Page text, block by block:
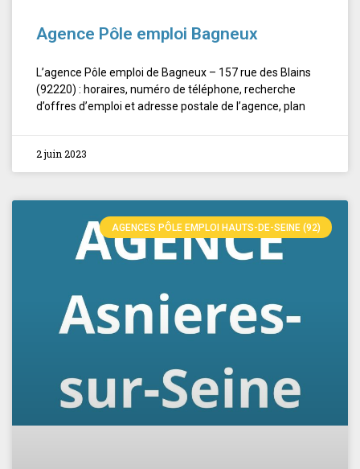
Agence Pôle emploi Bagneux
L’agence Pôle emploi de Bagneux – 157 rue des Blains
(92220) : horaires, numéro de téléphone, recherche
d’offres d’emploi et adresse postale de l’agence, plan
2 juin 2023
AGENCES PÔLE EMPLOI HAUTS-DE-SEINE (92)